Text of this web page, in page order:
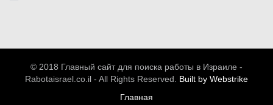
© 2018 Главный сайт для поиска работы в Израиле -
Rabotaisrael.co.il - All Rights Reserved. Built by Webstrike
Главная